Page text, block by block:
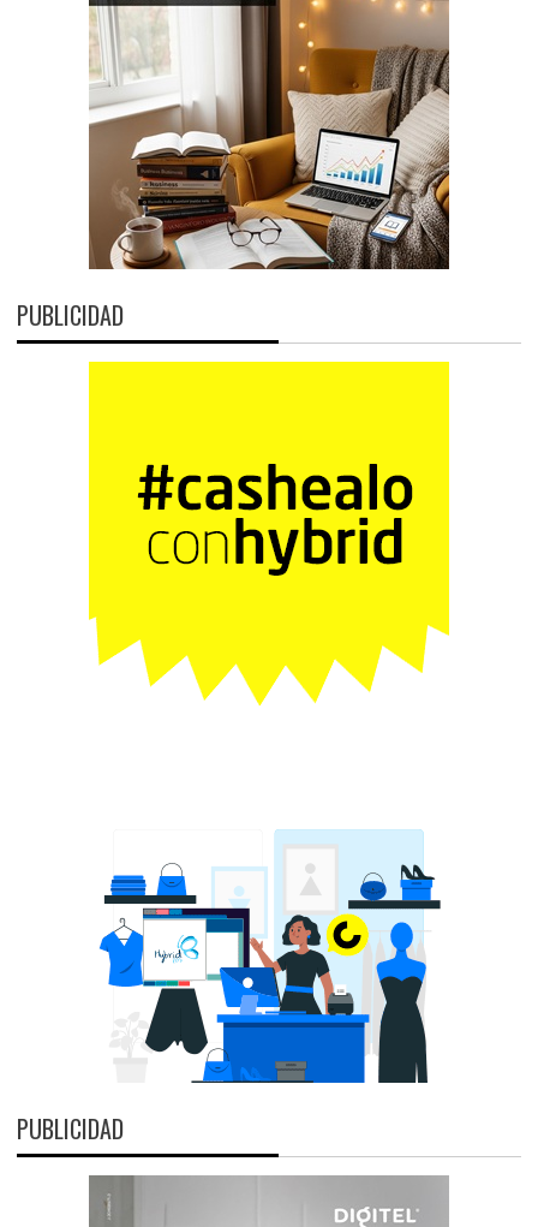
PUBLICIDAD
PUBLICIDAD